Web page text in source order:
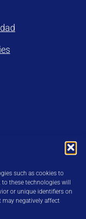
such as cookies to
these technologies will
or unique identifiers on
negatively affect